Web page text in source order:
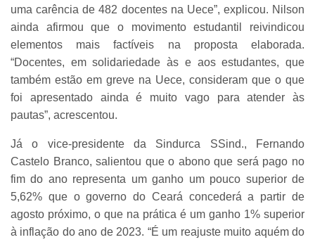
uma carência de 482 docentes na Uece”, explicou. Nilson
ainda afirmou que o movimento estudantil reivindicou
elementos mais factíveis na proposta elaborada.
“Docentes, em solidariedade às e aos estudantes, que
também estão em greve na Uece, consideram que o que
foi apresentado ainda é muito vago para atender às
pautas”, acrescentou.
Já o vice-presidente da Sindurca SSind., Fernando
Castelo Branco, salientou que o abono que será pago no
fim do ano representa um ganho um pouco superior de
5,62% que o governo do Ceará concederá a partir de
agosto próximo, o que na prática é um ganho 1% superior
à inflação do ano de 2023. “É um reajuste muito aquém do